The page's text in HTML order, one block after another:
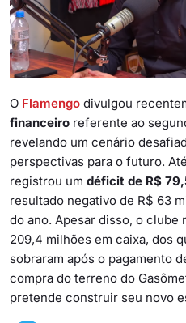
O Flamengo divulgou
financeiro referente ao
revelando um cenário
perspectivas para o futuro.
registrou um déficit de R$
resultado negativo de R$ 63
do ano. Apesar disso, o clube
209,4 milhões em caixa, dos
sobraram após o pagamento
compra do terreno do
pretende construir seu novo